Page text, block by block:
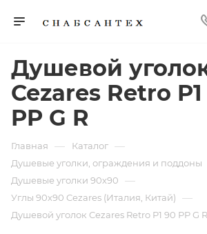
Душевой
Cezares Retro
PP G R
Главная — Каталог —
Душевые уголки, ограждения и поддоны
Душевые уголки 90х90 —
Углы 90х90 Cezares (Италия, Китай) —
Душевой уголок Cezares Retro P1 90 PP G R